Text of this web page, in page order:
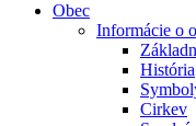
Obec
Informácie o
História
Cirkev